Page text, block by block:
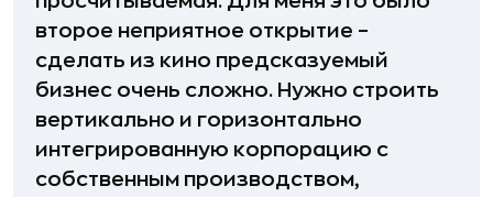
второе неприятное открытие –
сделать из кино предсказуемый
бизнес очень сложно. Нужно строить
вертикально и горизонтально
интегрированную корпорацию с
собственным производством,